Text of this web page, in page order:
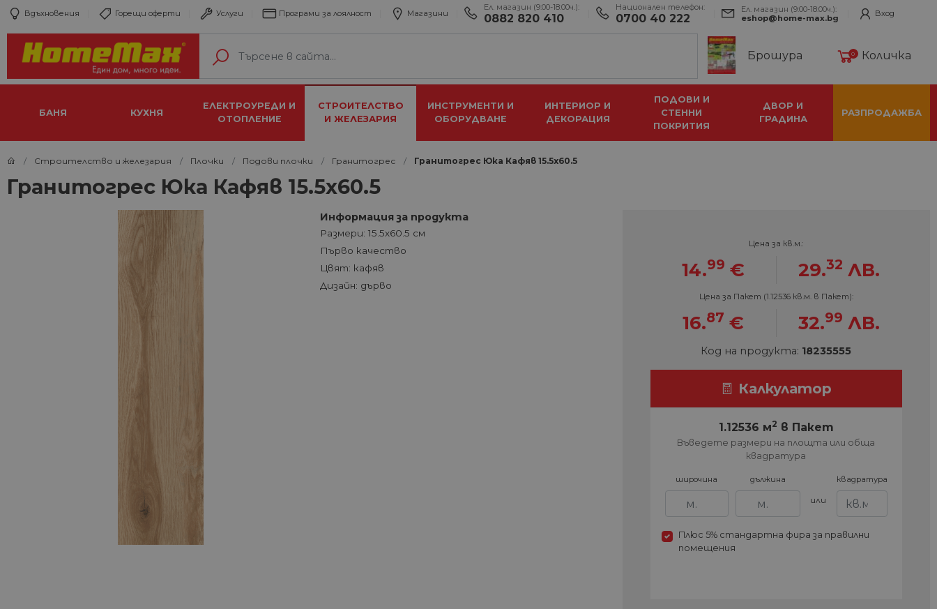
Вдъхновения Горещи оферти Услуги Програми за лоялност Магазини
Ел. магазин (9:00-18:00ч.):
0882 820 410
Национален телефон:
0700 40 222
Ел. магазин (9:00-18:00ч.):
eshop@home-max.bg
Вход
Брошура 0 Количка
БАНЯ КУХНЯ
ЕЛЕКТРОУРЕДИ И
ОТОПЛЕНИЕ
СТРОИТЕЛСТВО
И ЖЕЛЕЗАРИЯ
ИНСТРУМЕНТИ И
ОБОРУДВАНЕ
ИНТЕРИОР И
ДЕКОРАЦИЯ
ПОДОВИ И
СТЕННИ
ПОКРИТИЯ
ДВОР И
ГРАДИНА
РАЗПРОДАЖБА
Строителство и железария Плочки Подови плочки Гранитогрес Гранитогрес Юка Кафяв 15.5x60.5
Гранитогрес Юка Кафяв 15.5x60.5
Информация за продукта
Размери: 15.5х60.5 см
Първо качество
Цвят: кафяв
Дизайн: дърво
Цена за кв.м.:
14.99 € 29.32 ЛВ.
Цена за Пакет (1.12536 кв.м. в Пакет):
16.87 € 32.99 ЛВ.
Код на продукта: 18235555
Калкулатор
1.12536 м2 в Пакет
Въведете размери на площта или обща
квадратура
широчина дължина
или
квадратура
Плюс 5% стандартна фира за правилни
помещения